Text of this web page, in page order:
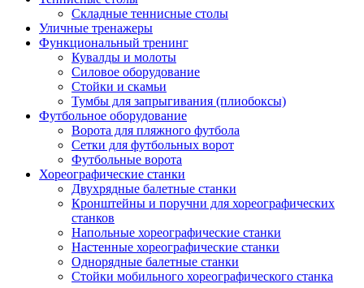
Складные теннисные столы
Уличные тренажеры
Функциональный тренинг
Кувалды и молоты
Силовое оборудование
Стойки и скамьи
Тумбы для запрыгивания (плиобоксы)
Футбольное оборудование
Ворота для пляжного футбола
Сетки для футбольных ворот
Футбольные ворота
Хореографические станки
Двухрядные балетные станки
Кронштейны и поручни для хореографических
станков
Напольные хореографические станки
Настенные хореографические станки
Однорядные балетные станки
Стойки мобильного хореографического станка